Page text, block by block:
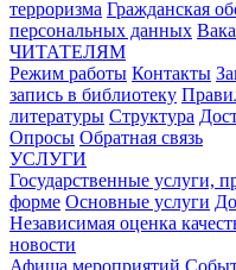
терроризма Гражданская
персональных данных
ЧИТАТЕЛЯМ
Режим работы Контакты
запись в библиотеку
литературы Структура
Опросы Обратная связь
УСЛУГИ
Государственные услуги,
форме Основные услуги
Независимая оценка
новости
Афиша мероприятий